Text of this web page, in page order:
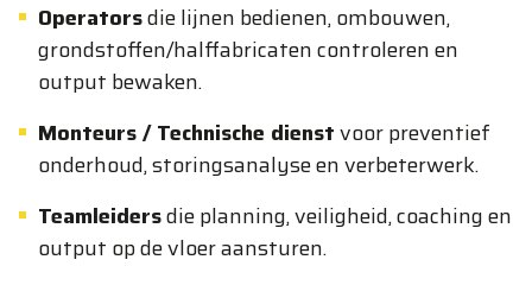
Operatorsdie lijnen bedienen, ombouwen,
grondstoffen/halffabricaten controleren en
output bewaken.
Monteurs / Technische dienstvoor preventief
onderhoud, storingsanalyse en verbeterwerk.
Teamleidersdie planning, veiligheid, coaching en
output op de vloer aansturen.